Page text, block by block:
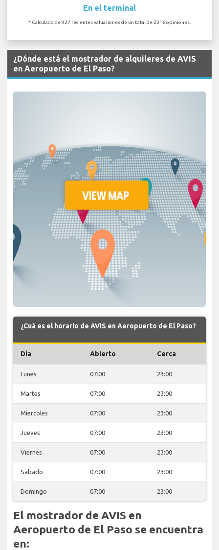
En el terminal
* Calculado de 927 recientes valuaciones de un total de 2316 opiniones.
¿Dónde está el mostrador de alquileres de AVIS
en Aeropuerto de El Paso?
¿Cuá es el horario de AVIS en Aeropuerto de El Paso?
Día Abierto Cerca
Lunes 07:00 23:00
Martes 07:00 23:00
Miercoles 07:00 23:00
Jueves 07:00 23:00
Viernes 07:00 23:00
Sabado 07:00 23:00
Domingo 07:00 23:00
El mostrador de AVIS en
Aeropuerto de El Paso se encuentra
en: